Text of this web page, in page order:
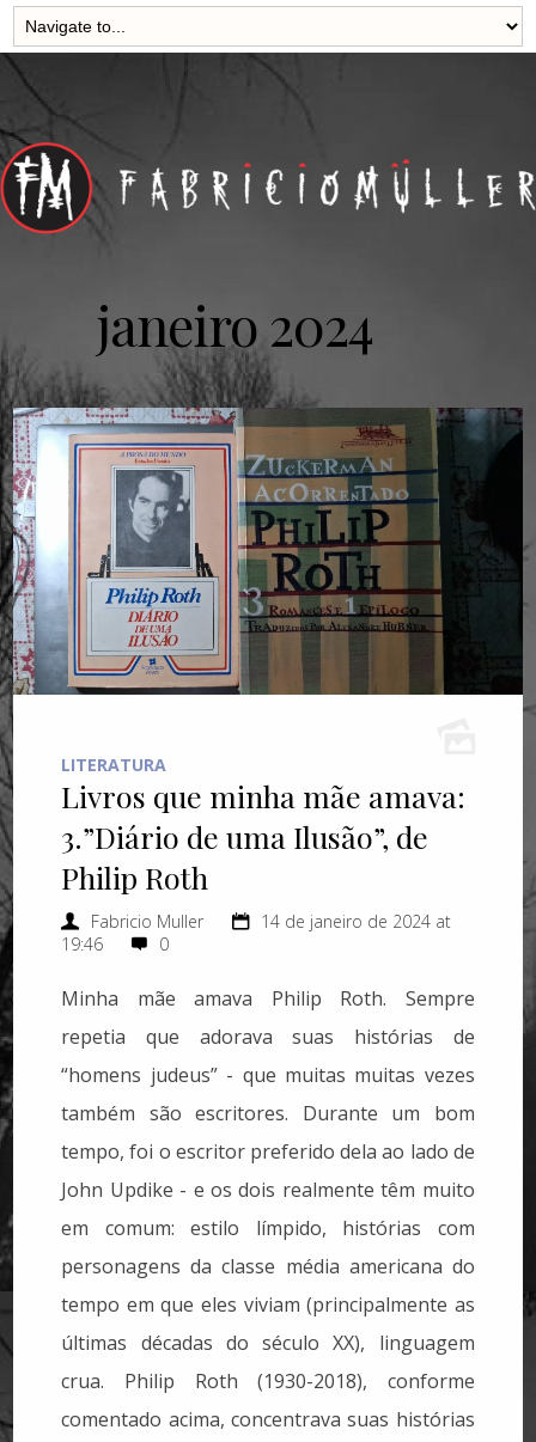
janeiro 2024
LITERATURA
Livros que minha mãe amava:
3.”Diário de uma Ilusão”, de
Philip Roth
Fabricio Muller
14 de janeiro de 2024 at
19:46
0
Minha mãe amava Philip Roth. Sempre
repetia que adorava suas histórias de
“homens judeus” - que muitas muitas vezes
também são escritores. Durante um bom
tempo, foi o escritor preferido dela ao lado de
John Updike - e os dois realmente têm muito
em comum: estilo límpido, histórias com
personagens da classe média americana do
tempo em que eles viviam (principalmente as
últimas décadas do século XX), linguagem
crua. Philip Roth (1930-2018), conforme
comentado acima, concentrava suas histórias